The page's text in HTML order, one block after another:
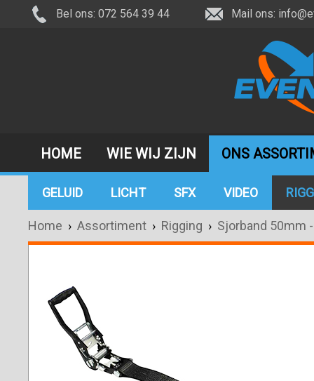
Bel ons: 072 564 39 44 Mail ons:
HOME WIE WIJ ZIJN ONS
GELUID LICHT SFX VIDEO
Home › Assortiment › Rigging › Sjorband 50mm